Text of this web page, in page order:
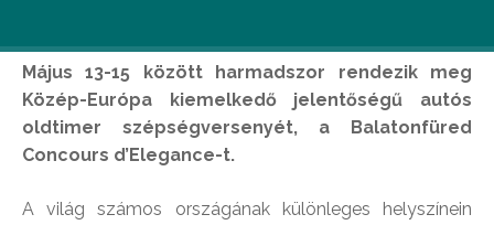
Május 13-15 között harmadszor rendezik meg
Közép-Európa kiemelkedő jelentőségű autós
oldtimer szépségversenyét, a Balatonfüred
Concours d’Elegance-t.
A világ számos országának különleges helyszínein